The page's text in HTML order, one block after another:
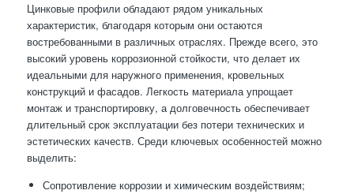
Цинковые профили обладают рядом уникальных
характеристик, благодаря которым они остаются
востребованными в различных отраслях. Прежде всего, это
высокий уровень коррозионной стойкости, что делает их
идеальными для наружного применения, кровельных
конструкций и фасадов. Легкость материала упрощает
монтаж и транспортировку, а долговечность обеспечивает
длительный срок эксплуатации без потери технических и
эстетических качеств. Среди ключевых особенностей можно
выделить:
Сопротивление коррозии и химическим воздействиям;